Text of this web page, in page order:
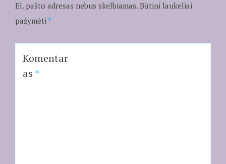
El. pašto adresas nebus skelbiamas. Būtini laukeliai
pažymėti *
Komentar
as *